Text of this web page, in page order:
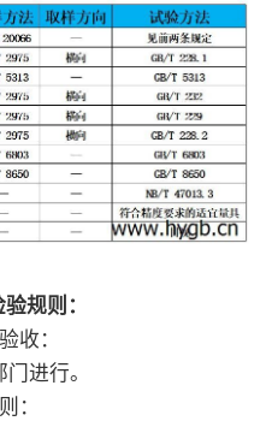
规则：
收：
进行。
：